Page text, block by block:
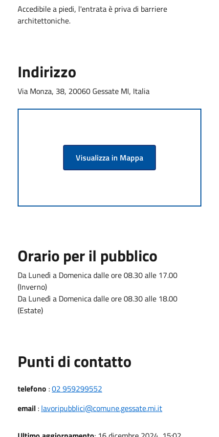
Accedibile a piedi, l'entrata è priva di barriere
architettoniche.
Indirizzo
Via Monza, 38, 20060 Gessate MI, Italia
Visualizza in Mappa
Orario per il pubblico
Da Lunedì a Domenica dalle ore 08.30 alle 17.00
(Inverno)
Da Lunedì a Domenica dalle ore 08.30 alle 18.00
(Estate)
Punti di contatto
telefono :02 959299552
email : lavoripubblici@comune.gessate.mi.it